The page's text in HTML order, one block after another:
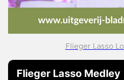
Flieger Lasso
Flieger Lasso Medley